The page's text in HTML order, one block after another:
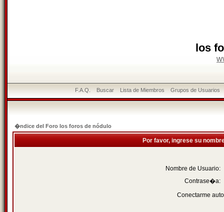
los
F.A.Q. Buscar Lista de Miembros Grupos de Usuarios
�ndice del Foro los foros de nódulo
Por favor, ingrese su
Nombre de Usuario:
Contrase�a:
Conectarme